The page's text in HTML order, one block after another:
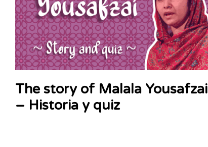
The story of Malala Yousafzai
– Historia y quiz